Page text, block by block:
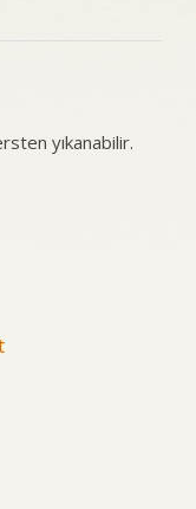
yıkanabilir.